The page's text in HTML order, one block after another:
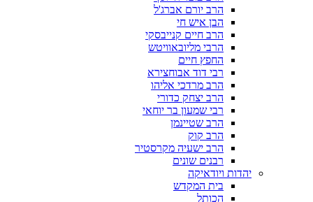
הרב יורם אברג'ל
הבן איש חי
הרב חיים קנייבסקי
הרבי מליובאוויטש
החפץ חיים
רבי דוד אבוחצירא
הרב מרדכי אליהו
הרב יצחק כדורי
רבי שמעון בר יוחאי
הרב שטיינמן
הרב קוק
הרב ישעיה מקרסטיר
רבנים שונים
יהדות ויודאיקה
בית המקדש
הכותל